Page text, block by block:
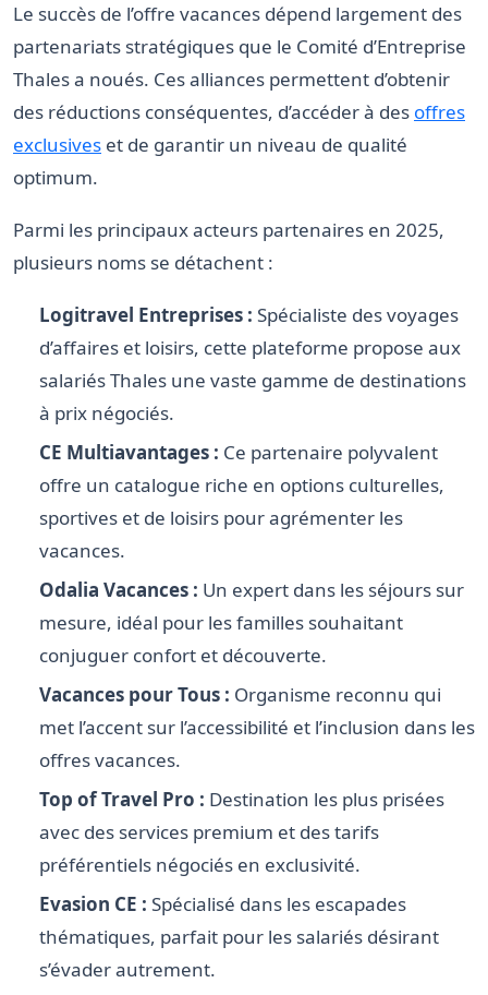
Le succès de l’offre vacances dépend largement des
partenariats stratégiques que le Comité d’Entreprise
Thales a noués. Ces alliances permettent d’obtenir
des réductions conséquentes, d’accéder à des offres
exclusives et de garantir un niveau de qualité
optimum.
Parmi les principaux acteurs partenaires en 2025,
plusieurs noms se détachent :
Logitravel Entreprises : Spécialiste des voyages
d’affaires et loisirs, cette plateforme propose aux
salariés Thales une vaste gamme de destinations
à prix négociés.
CE Multiavantages : Ce partenaire polyvalent
offre un catalogue riche en options culturelles,
sportives et de loisirs pour agrémenter les
vacances.
Odalia Vacances : Un expert dans les séjours sur
mesure, idéal pour les familles souhaitant
conjuguer confort et découverte.
Vacances pour Tous : Organisme reconnu qui
met l’accent sur l’accessibilité et l’inclusion dans les
offres vacances.
Top of Travel Pro : Destination les plus prisées
avec des services premium et des tarifs
préférentiels négociés en exclusivité.
Evasion CE : Spécialisé dans les escapades
thématiques, parfait pour les salariés désirant
s’évader autrement.